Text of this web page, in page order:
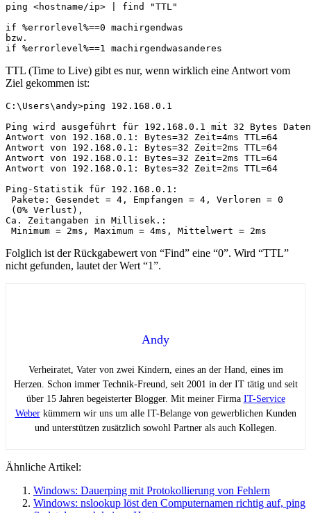
ping <hostname/ip> | find "TTL"
if %errorlevel%==0 machirgendwas
bzw.
if %errorlevel%==1 machirgendwasanderes
TTL (Time to Live) gibt es nur, wenn wirklich eine Antwort vom
Ziel gekommen ist:
C:\Users\andy>ping 192.168.0.1
Ping wird ausgeführt für 192.168.0.1 mit 32 Bytes
Antwort von 192.168.0.1: Bytes=32 Zeit=4ms TTL=64
Antwort von 192.168.0.1: Bytes=32 Zeit=2ms TTL=64
Antwort von 192.168.0.1: Bytes=32 Zeit=2ms TTL=64
Antwort von 192.168.0.1: Bytes=32 Zeit=2ms TTL=64
Ping-Statistik für 192.168.0.1:
Pakete: Gesendet = 4, Empfangen = 4, Verloren = 0
(0% Verlust),
Ca. Zeitangaben in Millisek.:
Minimum = 2ms, Maximum = 4ms, Mittelwert = 2ms
Folglich ist der Rückgabewert von “Find” eine “0”. Wird “TTL”
nicht gefunden, lautet der Wert “1”.
Andy
Verheiratet, Vater von zwei Kindern, eines an der Hand, eines im
Herzen. Schon immer Technik-Freund, seit 2001 in der IT tätig und seit
über 15 Jahren begeisterter Blogger. Mit meiner Firma IT-Service
Weberkümmern wir uns um alle IT-Belange von gewerblichen Kunden
und unterstützen zusätzlich sowohl Partner als auch Kollegen.
Ähnliche Artikel:
Windows: Dauerping mit Protokollierung von Fehlern
Windows: nslookup löst den Computernamen richtig auf, ping